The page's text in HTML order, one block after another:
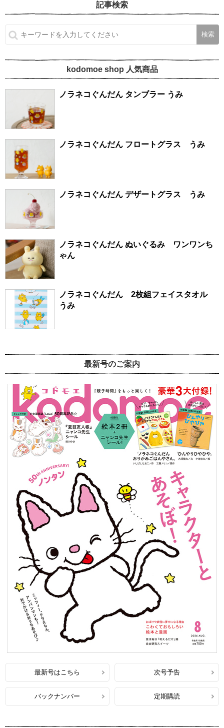
記事検索
kodomoe shop 人気商品
ノラネコぐんだん タンブラー うみ
ノラネコぐんだん フロートグラス うみ
ノラネコぐんだん デザートグラス うみ
ノラネコぐんだん ぬいぐるみ ワンワンち
ゃん
ノラネコぐんだん 2枚組フェイスタオル
うみ
最新号のご案内
最新号はこちら 次号予告
バックナンバー 定期購読